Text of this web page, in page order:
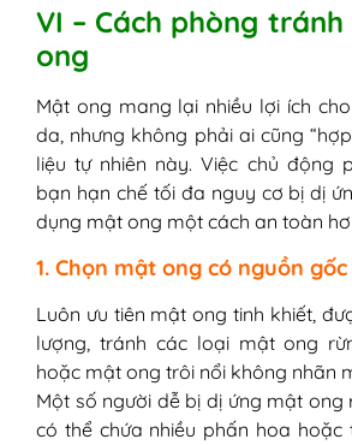
VI – Cách phòng
ong
Mật ong mang lại nhiều lợi ích
da, nhưng không phải ai cũng
liệu tự nhiên này. Việc chủ động
bạn hạn chế tối đa nguy cơ bị dị
dụng mật ong một cách an toàn
1. Chọn mật ong có nguồn
Luôn ưu tiên mật ong tinh khiết,
lượng, tránh các loại mật ong
hoặc mật ong trôi nổi không nhãn
Một số người dễ bị dị ứng mật
có thể chứa nhiều phấn hoa hoặc